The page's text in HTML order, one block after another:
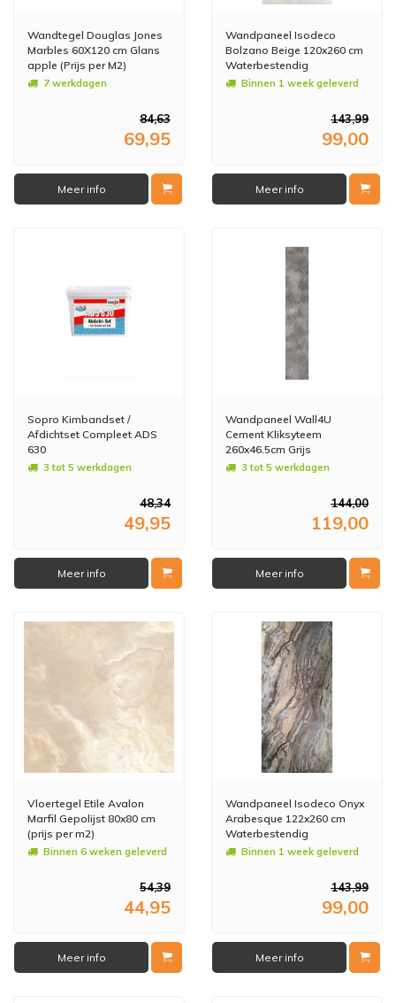
Wandtegel Douglas Jones
Marbles 60X120 cm Glans
apple (Prijs per M2)
7 werkdagen
84,63
69,95
Meer info
Wandpaneel Isodeco
Bolzano Beige 120x260 cm
Waterbestendig
Hoogglans (Prijs per Plaat)
Binnen 1 week geleverd
143,99
99,00
Meer info
Sopro Kimbandset /
Afdichtset Compleet ADS
630
3 tot 5 werkdagen
48,34
49,95
Meer info
Wandpaneel Wall4U
Cement Kliksyteem
260x46.5cm Grijs
(Doosinhoud 1.21m2)
3 tot 5 werkdagen
144,00
119,00
Meer info
Vloertegel Etile Avalon
Marfil Gepolijst 80x80 cm
(prijs per m2)
Binnen 6 weken geleverd
54,39
44,95
Meer info
Wandpaneel Isodeco Onyx
Arabesque 122x260 cm
Waterbestendig
Hoogglans (Prijs per Plaat)
Binnen 1 week geleverd
143,99
99,00
Meer info